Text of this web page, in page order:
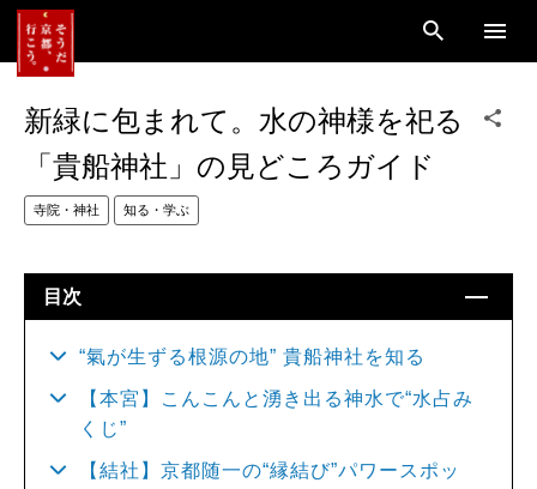
新緑に包まれて。水の神様を祀る
「貴船神社」の見どころガイド
寺院・神社 知る・学ぶ
目次
“氣が生ずる根源の地” 貴船神社を知る
【本宮】こんこんと湧き出る神水で“水占み
くじ”
【結社】京都随一の“縁結び”パワースポッ